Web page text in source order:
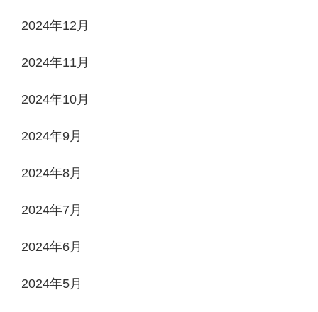
2024年12月
2024年11月
2024年10月
2024年9月
2024年8月
2024年7月
2024年6月
2024年5月